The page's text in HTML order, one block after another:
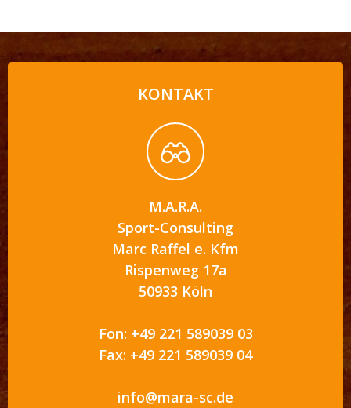
KONTAKT
M.A.R.A.
Sport-Consulting
Marc Raffel e. Kfm
Rispenweg 17a
50933 Köln
Fon: +49 221 589039 03
Fax: +49 221 589039 04
info@mara-sc.de